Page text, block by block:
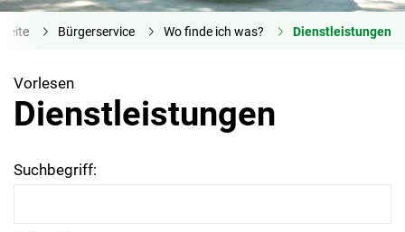
Bürgerservice Wo finde ich was? Dienstleistungen
Vorlesen
Dienstleistungen
Suchbegriff: